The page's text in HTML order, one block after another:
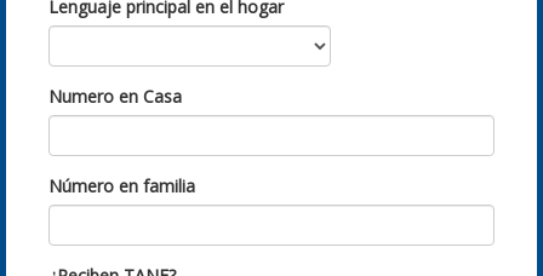
Lenguaje principal en el hogar
Numero en Casa
Número en familia